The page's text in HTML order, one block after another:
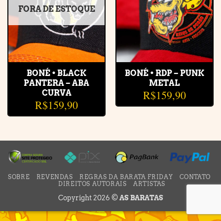
FORA DE ESTOQUE
BONÉ • BLACK
PANTERA – ABA
CURVA
R$159,90
BONÉ • RDP – PUNK
METAL
R$159,90
SOBRE REVENDAS REGRAS DA BARATA FRIDAY
CONTATO
DIREITOS AUTORAIS
ARTISTAS
Copyright 2026 ©AS BARATAS